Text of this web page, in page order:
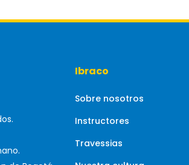
Ibraco
Sobre nosotros
Instructores
Travessias